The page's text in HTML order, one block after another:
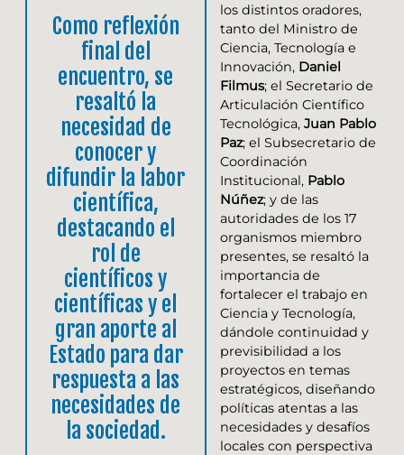
Como reflexión
final del
encuentro, se
resaltó la
necesidad de
conocer y
difundir la labor
científica,
destacando el
rol de
científicos y
científicas y el
gran aporte al
Estado para dar
respuesta a las
necesidades de
la sociedad.
los distintos oradores,
tanto del Ministro de
Ciencia, Tecnología e
Innovación, Daniel
Filmus; el Secretario de
Articulación Científico
Tecnológica, Juan Pablo
Paz; el Subsecretario de
Coordinación
Institucional, Pablo
Núñez; y de las
autoridades de los 17
organismos miembro
presentes, se resaltó la
importancia de
fortalecer el trabajo en
Ciencia y Tecnología,
dándole continuidad y
previsibilidad a los
proyectos en temas
estratégicos, diseñando
políticas atentas a las
necesidades y desafíos
locales con perspectiva